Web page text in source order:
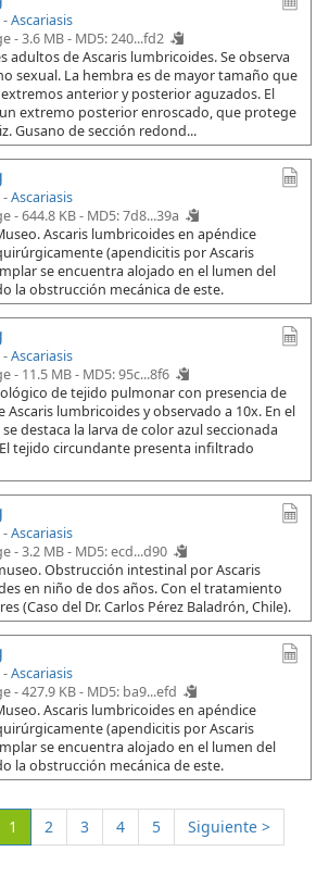
-Ascariasis
- 3.6 MB - MD5: 240...fd2
adultos de Ascaris lumbricoides. Se observa
sexual. La hembra es de mayor tamaño que
anterior y posterior aguzados. El
extremo posterior enroscado, que protege
Gusano de sección redond...
-Ascariasis
- 644.8 KB - MD5: 7d8...39a
Ascaris lumbricoides en apéndice
(apendicitis por Ascaris
se encuentra alojado en el lumen del
la obstrucción mecánica de este.
-Ascariasis
- 11.5 MB - MD5: 95c...8f6
de tejido pulmonar con presencia de
Ascaris lumbricoides y observado a 10x. En el
destaca la larva de color azul seccionada
tejido circundante presenta infiltrado
-Ascariasis
- 3.2 MB - MD5: ecd...d90
Obstrucción intestinal por Ascaris
en niño de dos años. Con el tratamiento
(Caso del Dr. Carlos Pérez Baladrón, Chile).
-Ascariasis
- 427.9 KB - MD5: ba9...efd
Ascaris lumbricoides en apéndice
(apendicitis por Ascaris
se encuentra alojado en el lumen del
la obstrucción mecánica de este.
1 (Actual)
2 3 4 5
Siguiente >